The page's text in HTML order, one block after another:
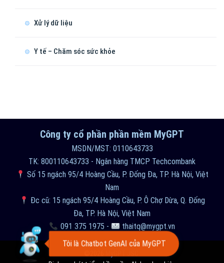
Xử lý dữ liệu
Y tế – Chăm sóc sức khỏe
Công ty cổ phần phần mềm MyGPT
MSDN/MST: 0110643733
TK: 800110643733 - Ngân hàng TMCP Techcombank
Số 15 ngách 95/4 Hoàng Cầu, P. Đống Đa, TP. Hà Nội, Việt
Nam
Đc cũ: 15 ngách 95/4 Hoàng Cầu, P. Ô Chợ Dừa, Q. Đống
Đa, TP. Hà Nội, Việt Nam
091 375 1975 - thaitq@mygpt.vn